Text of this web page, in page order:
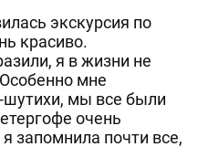
экскурсия по
красиво.
я в жизни не
мне
шутихи, мы все были
очень
запомнила почти все,